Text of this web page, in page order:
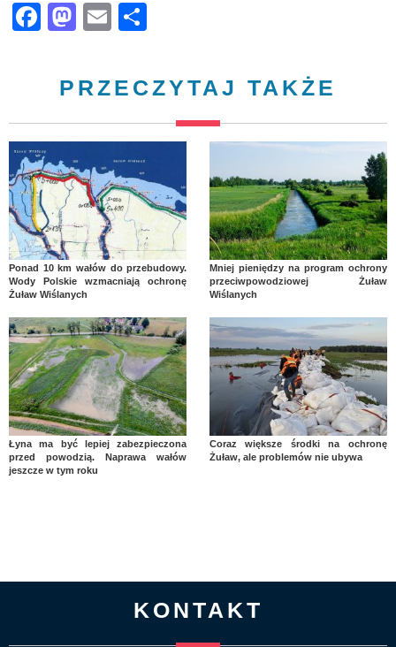
Facebook
Mastodon
Email
PRZECZYTAJ TAKŻE
Ponad 10 km wałów do przebudowy.
Wody Polskie wzmacniają ochronę
Żuław Wiślanych
Mniej pieniędzy na program ochrony
przeciwpowodziowej Żuław
Wiślanych
Łyna ma być lepiej zabezpieczona
przed powodzią. Naprawa wałów
jeszcze w tym roku
Coraz większe środki na ochronę
Żuław, ale problemów nie ubywa
KONTAKT